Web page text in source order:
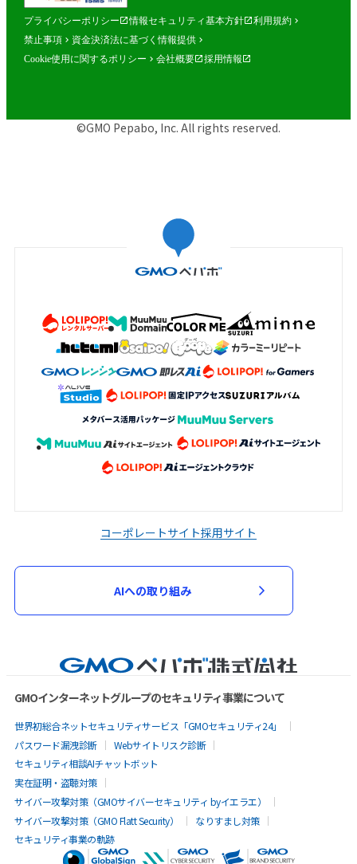
プライバシーポリシー 情報セキュリティ基本方針
利用規約
禁止事項
資金決済法に基づく情報提供
Cookie使用に関するポリシー
会社概要 採用情報
©GMO Pepabo, Inc. All rights reserved.
コーポレートサイト採用サイト
AIへの取り組み
GMOインターネットグループのセキュリティ事業について
世界初総合ネットセキュリティサービス「GMOセキュリティ24」
パスワード漏洩診断
Webサイトリスク診断
セキュリティ相談AIチャットボット
実在証明・盗聴対策
サイバー攻撃対策（GMOサイバーセキュリティ byイエラエ）
サイバー攻撃対策（GMO Flatt Security）
なりすまし対策
セキュリティ事業の軌跡